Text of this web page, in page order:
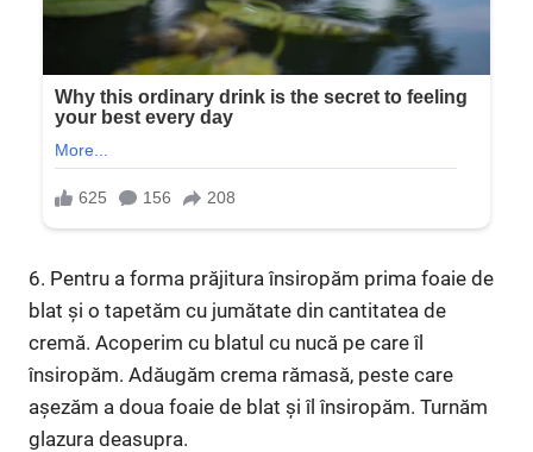
6. Pentru a forma prăjitura însiropăm prima foaie de
blat și o tapetăm cu jumătate din cantitatea de
cremă. Acoperim cu blatul cu nucă pe care îl
însiropăm. Adăugăm crema rămasă, peste care
așezăm a doua foaie de blat și îl însiropăm. Turnăm
glazura deasupra.